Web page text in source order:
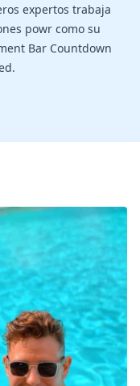
expertos trabaja
powr como su
Bar Countdown